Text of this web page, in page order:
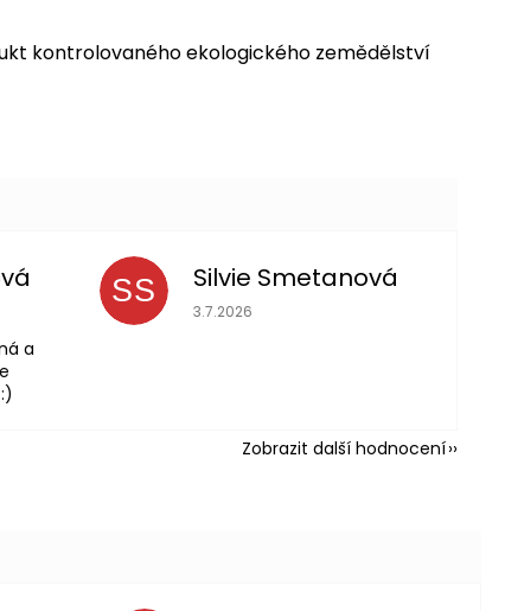
kontrolovaného ekologického zemědělství
5 z 5 hvězdiček.
a
SS Silvie Smetanová
Hodnocení obchodu je 5 z 5
3.7.2026
Zobrazit další hodnocení